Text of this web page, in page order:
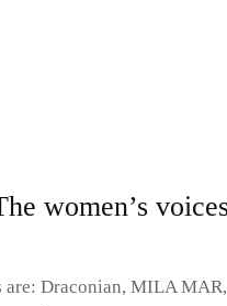
women’s
are: Draconian, MILA